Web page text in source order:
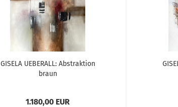
GISELA UEBERALL: Abstraktion
braun
1.180,00 EUR